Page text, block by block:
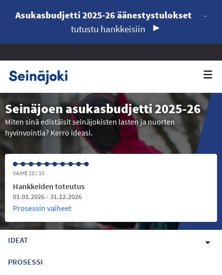
Asukasbudjetti 2025-26 äänestystulokset
-
tutustu hankkeisiin
Seinäjoen asukasbudjetti 2025-26
Miten sinä edistäisit seinäjokisten lasten ja nuorten
hyvinvointia? Kerro ideasi.
VAIHE 10 / 10
Hankkeiden toteutus
01.01.2026 - 31.12.2026
Prosessin vaiheet
IDEAT
PROSESSI